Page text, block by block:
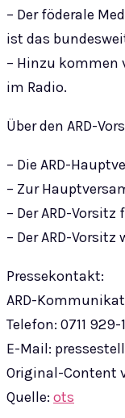
– Der föderale
ist das
– Hinzu kommen
im Radio.
Über den ARD-
– Die ARD-
– Zur
– Der ARD-
– Der ARD-
Pressekontakt:
ARD-
Telefon: 0711 929-
E-Mail:
Original-Content
Quelle: ots